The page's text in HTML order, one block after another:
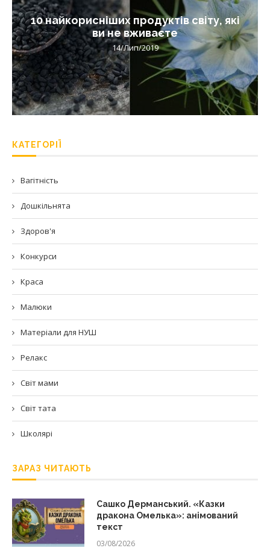
10 найкорисніших продуктів світу, які
ви не вживаєте
14/Лип/2019
КАТЕГОРІЇ
Вагітність
Дошкільнята
Здоров'я
Конкурси
Краса
Малюки
Матеріали для НУШ
Релакс
Світ мами
Світ тата
Школярі
ЗАРАЗ ЧИТАЮТЬ
Сашко Дерманський. «Казки
дракона Омелька»: анімований
текст
03/08/2026